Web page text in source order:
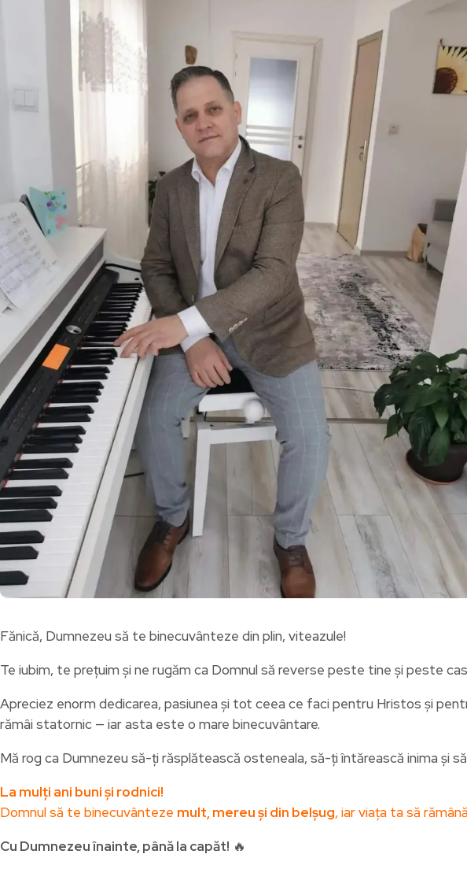
Fănică, Dumnezeu să te binecuvânteze din plin, viteazule!
Te iubim, te prețuim și ne rugăm ca Domnul să reverse peste tine și peste
Apreciez enorm dedicarea, pasiunea și tot ceea ce faci pentru Hristos și
rămâi statornic — iar asta este o mare binecuvântare.
Mă rog ca Dumnezeu să-ți răsplătească osteneala, să-ți întărească inima și
La mulți ani buni și rodnici!
Domnul să te binecuvânteze mult, mereu și din belșug, iar viața ta să
Cu Dumnezeu înainte, până la capăt! 🔥